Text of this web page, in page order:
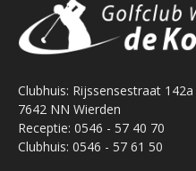
Clubhuis: Rijssensestraat 142a
7642 NN Wierden
Receptie: 0546 - 57 40 70
Clubhuis: 0546 - 57 61 50